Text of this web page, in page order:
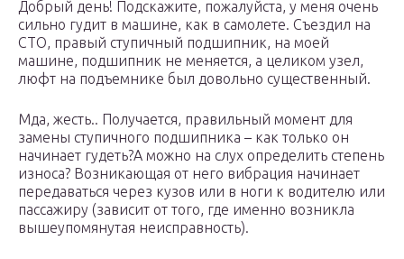
Добрый день! Подскажите, пожалуйста, у меня очень
сильно гудит в машине, как в самолете. Съездил на
СТО, правый ступичный подшипник, на моей
машине, подшипник не меняется, а целиком узел,
люфт на подъемнике был довольно существенный.
Мда, жесть.. Получается, правильный момент для
замены ступичного подшипника – как только он
начинает гудеть?А можно на слух определить степень
износа? Возникающая от него вибрация начинает
передаваться через кузов или в ноги к водителю или
пассажиру (зависит от того, где именно возникла
вышеупомянутая неисправность).